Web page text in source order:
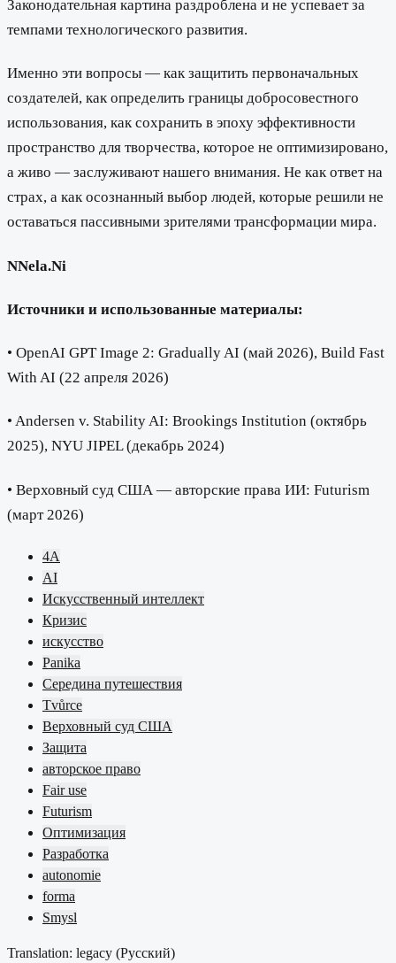
Законодательная картина раздроблена и не успевает за
темпами технологического развития.
Именно эти вопросы — как защитить первоначальных
создателей, как определить границы добросовестного
использования, как сохранить в эпоху эффективности
пространство для творчества, которое не оптимизировано,
а живо — заслуживают нашего внимания. Не как ответ на
страх, а как осознанный выбор людей, которые решили не
оставаться пассивными зрителями трансформации мира.
NNela.Ni
Источники и использованные материалы:
• OpenAI GPT Image 2: Gradually AI (май 2026), Build Fast
With AI (22 апреля 2026)
• Andersen v. Stability AI: Brookings Institution (октябрь
2025), NYU JIPEL (декабрь 2024)
• Верховный суд США — авторские права ИИ: Futurism
(март 2026)
4A
AI
Искусственный интеллект
Кризис
искусство
Panika
Середина путешествия
Tvůrce
Верховный суд США
Защита
авторское право
Fair use
Futurism
Оптимизация
Разработка
autonomie
forma
Smysl
Translation: legacy (Русский)